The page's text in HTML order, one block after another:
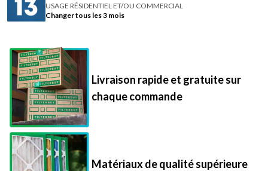
USAGE RÉSIDENTIEL ET/OU COMMERCIAL
Changer tous les 3 mois
Livraison rapide et gratuite sur
chaque commande
Matériaux de qualité supérieure